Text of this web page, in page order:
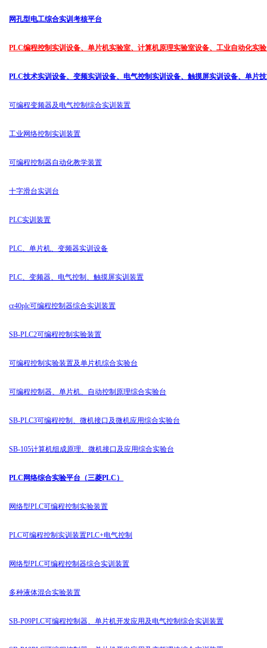
网孔型电工综合实训考核平台
PLC编程控制实训设备、单片机实验室、计算机原理实验室设备、工业自动化实
PLC技术实训设备、变频实训设备、电气控制实训设备、触摸屏实训设备、单片
可编程变频器及电气控制综合实训装置
工业网络控制实训装置
可编程控制器自动化教学装置
十字滑台实训台
PLC实训装置
PLC、单片机、变频器实训设备
PLC、变频器、电气控制、触摸屏实训装置
cr40plc可编程控制器综合实训装置
SB-PLC2可编程控制实验装置
可编程控制实验装置及单片机综合实验台
可编程控制器、单片机、自动控制原理综合实验台
SB-PLC3可编程控制、微机接口及微机应用综合实验台
SB-105计算机组成原理、微机接口及应用综合实验台
PLC网络综合实验平台（三菱PLC）
网络型PLC可编程控制实验装置
PLC可编程控制实训装置PLC+电气控制
网络型PLC可编程控制器综合实训装置
多种液体混合实验装置
SB-P09PLC可编程控制器、单片机开发应用及电气控制综合实训装置